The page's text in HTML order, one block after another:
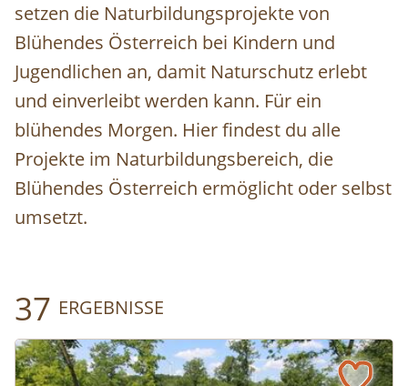
setzen die Naturbildungsprojekte von
Blühendes Österreich bei Kindern und
Jugendlichen an, damit Naturschutz erlebt
und einverleibt werden kann. Für ein
blühendes Morgen. Hier findest du alle
Projekte im Naturbildungsbereich, die
Blühendes Österreich ermöglicht oder selbst
umsetzt.
37 ERGEBNISSE
Naturerfolg: Renaturierung eines Eichenwalds,